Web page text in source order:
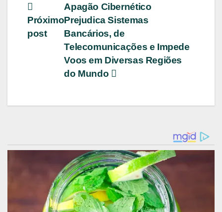
Navegação
de
Apagão Cibernético
Prejudica Sistemas
Bancários, de
Telecomunicações e Impede
Voos em Diversas Regiões
do Mundo
Próximo
post